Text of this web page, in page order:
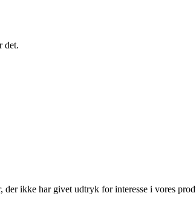
det.
ikke har givet udtryk for interesse i vores